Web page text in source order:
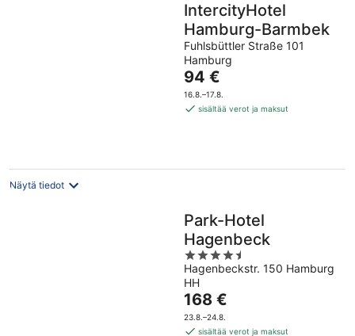
IntercityHotel
Hamburg-Barmbek
Fuhlsbüttler Straße 101
Hamburg
Hinta
on
94 €
94 €
16.8.–17.8.
sisältää verot ja maksut
Näytä tiedot
Park-Hotel
Hagenbeck
4.5
out
of
5
Hagenbeckstr. 150 Hamburg
HH
Hinta
on
168 €
168 €
23.8.–24.8.
sisältää verot ja maksut